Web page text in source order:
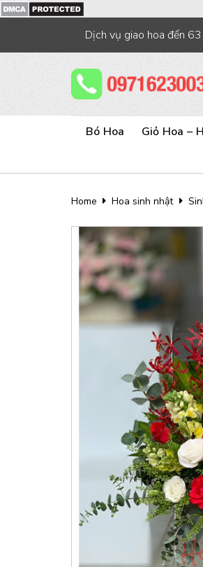
content
Dịch vụ giao hoa đến
Bó Hoa Giỏ Hoa –
Home Hoa sinh nhật